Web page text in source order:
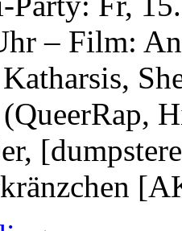
– Film: